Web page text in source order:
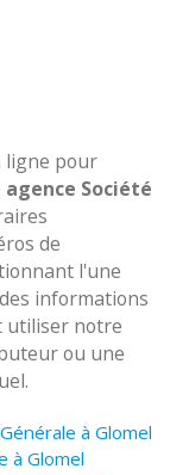
ligne pour
Société
de
l'une
informations
utiliser notre
ou une
à Glomel
à Glomel